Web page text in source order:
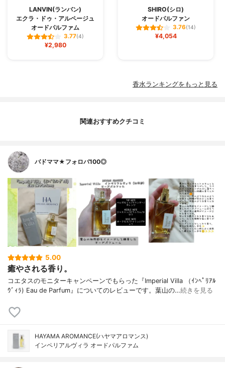
LANVIN(ランバン)
エクラ・ドゥ・アルページュ
オードパルファム
3.77(4)
¥2,980
SHIRO(シロ)
オードパルファン
3.76(14)
¥4,054
香水ランキングをもっと見る
関連おすすめクチコミ
バドママ★フォロバ100◎
5.00
癒やされる香り。
コエタスのモニターキャンペーンでもらった『Imperial Villa （ｲﾝﾍﾟﾘｱﾙ
ｳﾞｨﾗ) Eau de Parfum』についてのレビューです。葉山の…続きを見る
HAYAMA AROMANCE(ハヤマアロマンス)
インペリアルヴィラ オードパルファム